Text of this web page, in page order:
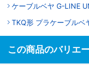
ケーブルベヤ G-LINE
TKQ形 プラケーブルベ
この商品のバリエ